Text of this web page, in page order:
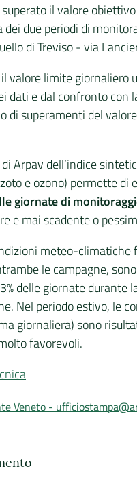
il valore
dei due periodi di
di Treviso - via
valore limite giornaliero
dati e dal confronto con
di superamenti del
di Arpav dell’indice
e ozono) permette
giornate di
e mai scadente o
meteo-
le campagne,
delle giornate durante
Nel periodo estivo, le
giornaliera) sono
favorevoli.
Veneto -